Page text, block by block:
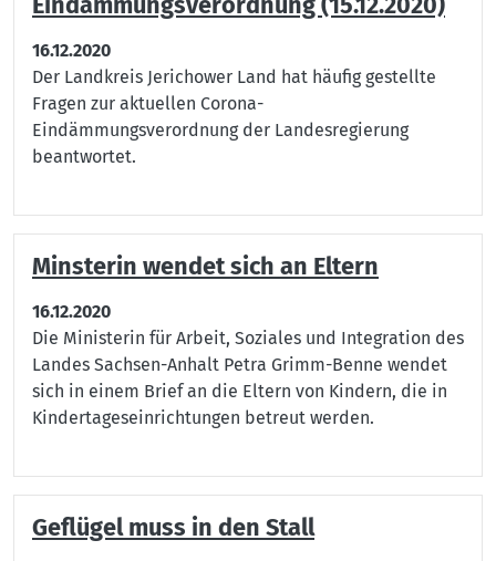
16.12.2020
Der Landkreis Jerichower Land hat häufig gestellte
Fragen zur aktuellen Corona-
Eindämmungsverordnung der Landesregierung
beantwortet.
Minsterin wendet sich an Eltern
16.12.2020
Die Ministerin für Arbeit, Soziales und Integration des
Landes Sachsen-Anhalt Petra Grimm-Benne wendet
sich in einem Brief an die Eltern von Kindern, die in
Kindertageseinrichtungen betreut werden.
Geflügel muss in den Stall